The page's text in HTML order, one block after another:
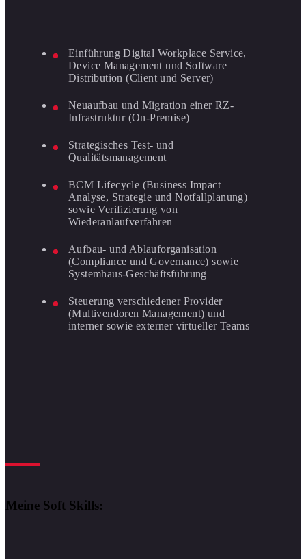
Einführung Digital Workplace Service,
Device Management und Software
Distribution (Client und Server)
Neuaufbau und Migration einer RZ-
Infrastruktur (On-Premise)
Strategisches Test- und
Qualitätsmanagement
BCM Lifecycle (Business Impact
Analyse, Strategie und Notfallplanung)
sowie Verifizierung von
Wiederanlaufverfahren
Aufbau- und Ablauforganisation
(Compliance und Governance) sowie
Systemhaus-Geschäftsführung
Steuerung verschiedener Provider
(Multivendoren Management) und
interner sowie externer virtueller Teams
Meine Soft Skills: